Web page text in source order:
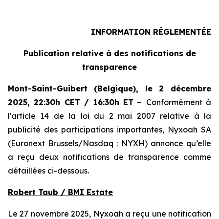
INFORMATION RÉGLEMENTÉE
Publication relative à des notifications de
transparence
Mont-Saint-Guibert (Belgique), le 2 décembre
2025, 22:30h CET / 16:30h ET – Conformément à
l'article 14 de la loi du 2 mai 2007 relative à la
publicité des participations importantes, Nyxoah SA
(Euronext Brussels/Nasdaq : NYXH) annonce qu’elle
a reçu deux notifications de transparence comme
détaillées ci-dessous.
Robert Taub / BMI Estate
Le 27 novembre 2025, Nyxoah a reçu une notification